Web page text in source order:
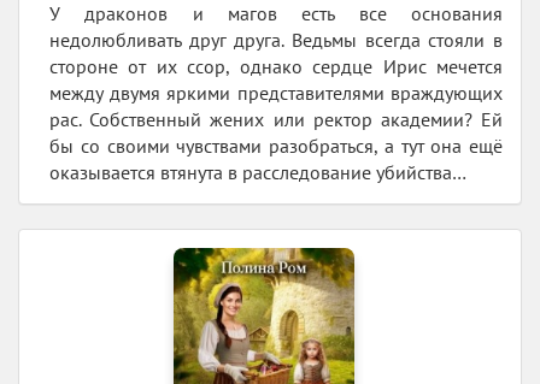
У драконов и магов есть все основания
недолюбливать друг друга. Ведьмы всегда стояли в
стороне от их ссор, однако сердце Ирис мечется
между двумя яркими представителями враждующих
рас. Собственный жених или ректор академии? Ей
бы со своими чувствами разобраться, а тут она ещё
оказывается втянута в расследование убийства…